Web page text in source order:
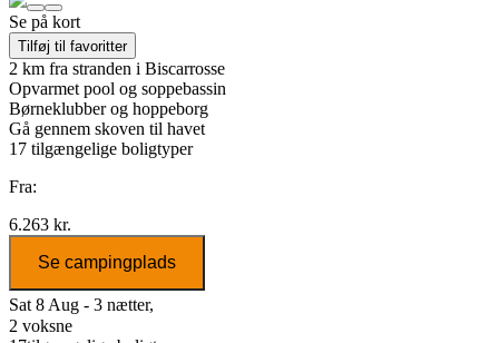
Se på kort
Tilføj til favoritter
2 km fra stranden i Biscarrosse
Opvarmet pool og soppebassin
Børneklubber og hoppeborg
Gå gennem skoven til havet
17 tilgængelige boligtyper
Fra:
6.263 kr.
Se campingplads
Sat 8 Aug - 3 nætter,
2 voksne